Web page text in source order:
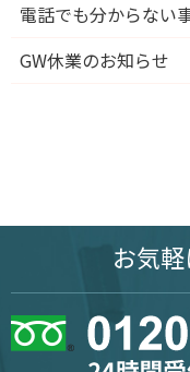
電話でも分からない
GW休業のお知らせ
お気